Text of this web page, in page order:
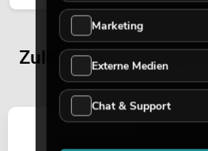
Zuletzt angesehene
Marketing
Externe Medien
Chat & Support